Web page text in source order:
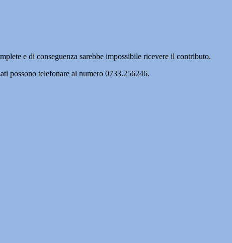
e di conseguenza sarebbe impossibile ricevere il contributo.
possono telefonare al numero 0733.256246.